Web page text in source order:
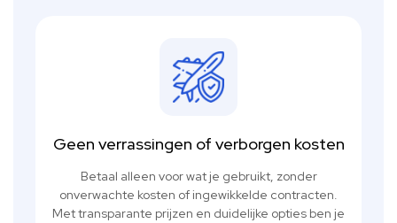
Geen verrassingen of verborgen kosten
Betaal alleen voor wat je gebruikt, zonder
onverwachte kosten of ingewikkelde contracten.
Met transparante prijzen en duidelijke opties ben je